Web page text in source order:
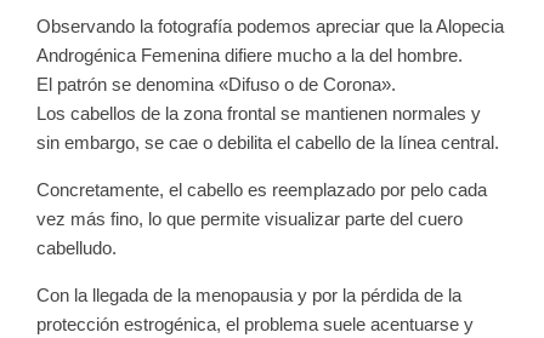
Observando la fotografía podemos apreciar que laAlopecia
Androgénica Femenina difiere mucho a la del hombre.
El patrón se denomina «Difuso o de Corona».
Los cabellos de la zona frontal se mantienen normales y
sin embargo, se cae o debilita el cabello de la línea central.
Concretamente, el cabello es reemplazado por pelo cada
vez más fino, lo que permite visualizar parte del cuero
cabelludo.
Con la llegada de la menopausia y por la pérdida de la
protección estrogénica, el problema suele acentuarse y